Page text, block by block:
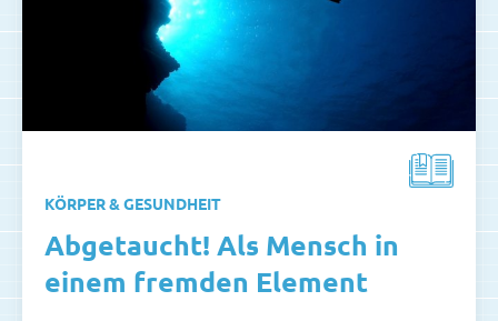
KÖRPER & GESUNDHEIT
Abgetaucht! Als Mensch in
einem fremden Element